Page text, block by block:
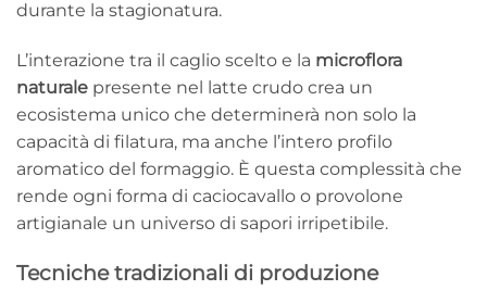
durante la stagionatura.
L’interazione tra il caglio scelto e la microflora
naturale presente nel latte crudo crea un
ecosistema unico che determinerà non solo la
capacità di filatura, ma anche l’intero profilo
aromatico del formaggio. È questa complessità che
rende ogni forma di caciocavallo o provolone
artigianale un universo di sapori irripetibile.
Tecniche tradizionali di produzione